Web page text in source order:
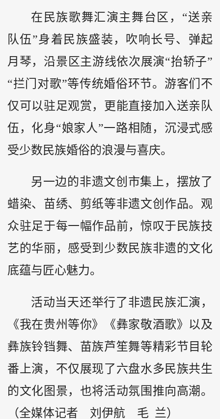
在民族歌舞汇演主舞台区，“送亲
队伍”身着民族盛装，吹响长号、弹起
月琴，沿景区主游线依次展演“抬轿子”
“拦门对歌”等传统婚俗环节。游客们不
仅可以驻足观赏，更能直接加入送亲队
伍，化身“娘家人”一路相随，沉浸式感
受少数民族婚俗的浪漫与喜庆。
另一边的非遗文创市集上，摆放了
蜡染、苗绣、剪纸等非遗文创作品。观
众驻足于每一幅作品前，惊叹于民族技
艺的华丽，感受到少数民族非遗的文化
底蕴与匠心魅力。
活动当天还举行了非遗民族汇演，
《我在贵州 等你》《彝家敬酒歌》以及
彝族铃铛舞、苗族芦笙舞等精彩节目轮
番上演，不仅展现了六盘水多民族共生
的文化图景，也将活动氛围推向高潮。
（全媒体记者 刘伊航 毛 兰）